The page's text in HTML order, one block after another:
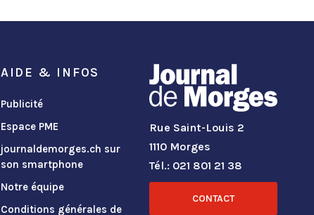
AIDE & INFOS
Publicité
Espace PME
journaldemorges.ch sur
son smartphone
Notre équipe
Conditions générales de
Rue Saint-Louis 2
1110 Morges
Tél.: 021 801 21 38
CONTACT